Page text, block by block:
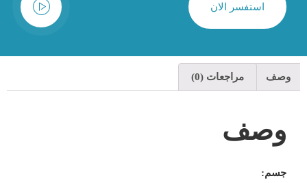
استفسر الان
وصف مراجعات (0)
وصف
جسم: